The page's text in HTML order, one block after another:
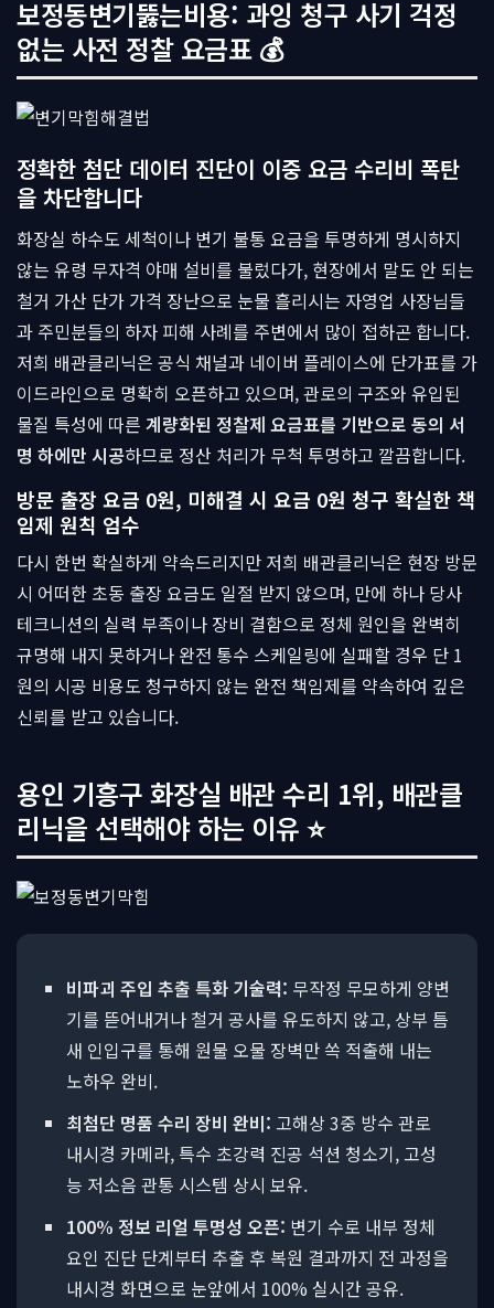
보정동변기뚫는비용: 과잉 청구 사기 걱정
없는 사전 정찰 요금표 💰
정확한 첨단 데이터 진단이 이중 요금 수리비 폭탄
을 차단합니다
화장실 하수도 세척이나 변기 불통 요금을 투명하게 명시하지
않는 유령 무자격 야매 설비를 불렀다가, 현장에서 말도 안 되는
철거 가산 단가 가격 장난으로 눈물 흘리시는 자영업 사장님들
과 주민분들의 하자 피해 사례를 주변에서 많이 접하곤 합니다.
저희 배관클리닉은 공식 채널과 네이버 플레이스에 단가표를 가
이드라인으로 명확히 오픈하고 있으며, 관로의 구조와 유입된
물질 특성에 따른 계량화된 정찰제 요금표를 기반으로 동의 서
명 하에만 시공하므로 정산 처리가 무척 투명하고 깔끔합니다.
방문 출장 요금 0원, 미해결 시 요금 0원 청구 확실한 책
임제 원칙 엄수
다시 한번 확실하게 약속드리지만 저희 배관클리닉은 현장 방문
시 어떠한 초동 출장 요금도 일절 받지 않으며, 만에 하나 당사
테크니션의 실력 부족이나 장비 결함으로 정체 원인을 완벽히
규명해 내지 못하거나 완전 통수 스케일링에 실패할 경우 단 1
원의 시공 비용도 청구하지 않는 완전 책임제를 약속하여 깊은
신뢰를 받고 있습니다.
용인 기흥구 화장실 배관 수리 1위, 배관클
리닉을 선택해야 하는 이유 ⭐
비파괴 주입 추출 특화 기술력: 무작정 무모하게 양변
기를 뜯어내거나 철거 공사를 유도하지 않고, 상부 틈
새 인입구를 통해 원물 오물 장벽만 쏙 적출해 내는
노하우 완비.
최첨단 명품 수리 장비 완비: 고해상 3중 방수 관로
내시경 카메라, 특수 초강력 진공 석션 청소기, 고성
능 저소음 관통 시스템 상시 보유.
100% 정보 리얼 투명성 오픈: 변기 수로 내부 정체
요인 진단 단계부터 추출 후 복원 결과까지 전 과정을
내시경 화면으로 눈앞에서 100% 실시간 공유.